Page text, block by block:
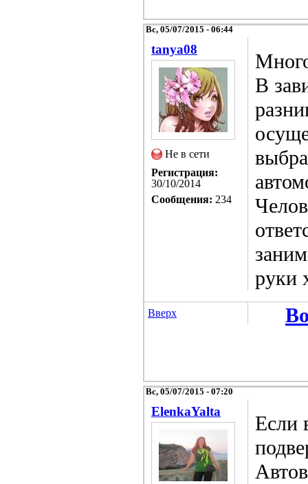
Вс, 05/07/2015 - 06:44
tanya08
Не в сети
Регистрация:
30/10/2014
Сообщения: 234
В
руки
Вверх
Вс, 05/07/2015 - 07:20
ElenkaYalta
Если